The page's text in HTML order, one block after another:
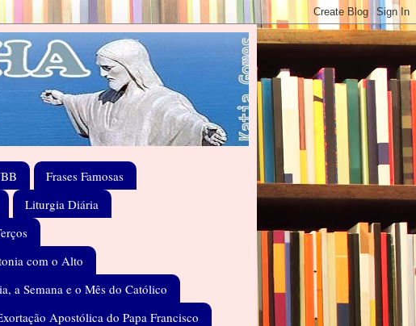
Frases Famosas
Liturgia Diária
com o Alto
a Semana e o Mês do Católico
Apostólica do Papa Francisco